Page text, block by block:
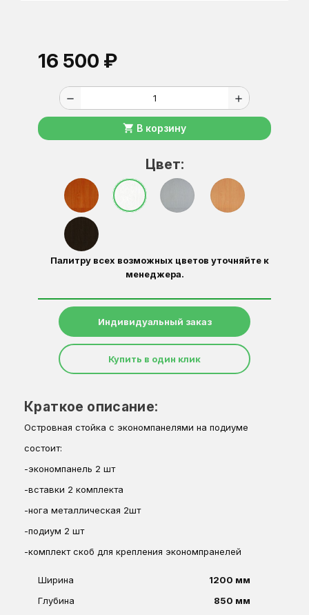
16 500 ₽
remove add
shopping_cart В корзину
Цвет:
Палитру всех возможных цветов уточняйте к
менеджера.
Индивидуальный заказ
Купить в один клик
Краткое описание:
Островная стойка с экономпанелями на подиуме
состоит:
-экономпанель 2 шт
-вставки 2 комплекта
-нога металлическая 2шт
-подиум 2 шт
-комплект скоб для крепления экономпранелей
Ширина
1200 мм
Глубина
850 мм